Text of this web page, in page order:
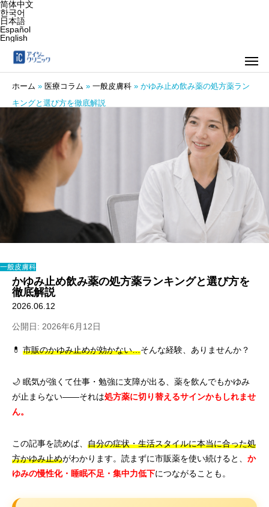
简体中文
한국어
日本語
Español
English
ホーム » 医療コラム » 一般皮膚科 » かゆみ止め飲み薬の処方薬ラン
キングと選び方を徹底解説
一般皮膚科
かゆみ止め飲み薬の処方薬ランキングと選び方を
徹底解説
2026.06.12
公開日: 2026年6月12日
💊 市販のかゆみ止めが効かない…そんな経験、ありませんか？
🌙 眠気が強くて仕事・勉強に支障が出る、薬を飲んでもかゆみ
が止まらない――それは処方薬に切り替えるサインかもしれませ
ん。
この記事を読めば、 自分の症状・生活スタイルに本当に合った処
方かゆみ止めがわかります。読まずに市販薬を使い続けると、 か
ゆみの慢性化・睡眠不足・集中力低下につながることも。